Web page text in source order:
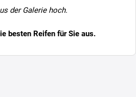
der Galerie hoch.
besten Reifen für Sie aus.